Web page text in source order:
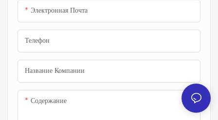
Электронная Почта
Телефон
Название Компании
Содержание